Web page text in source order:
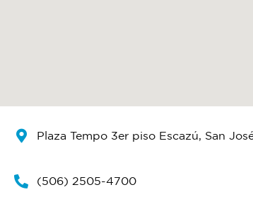
Plaza Tempo 3er piso Escazú, San
(506) 2505-4700